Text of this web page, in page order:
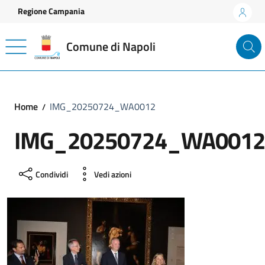
Vai ai contenuti
Vai al footer
Regione Campania
Comune di Napoli
Home IMG_20250724_WA0012
IMG_20250724_WA0012
Condividi Vedi azioni